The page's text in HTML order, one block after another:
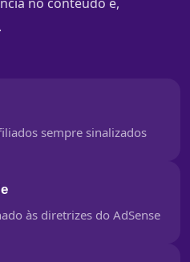
sempre sinalizados
às diretrizes do AdSense